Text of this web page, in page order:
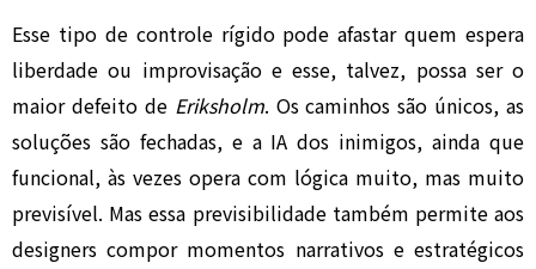
Esse tipo de controle rígido pode afastar quem espera
liberdade ou improvisação e esse, talvez, possa ser o
maior defeito de Eriksholm. Os caminhos são únicos, as
soluções são fechadas, e a IA dos inimigos, ainda que
funcional, às vezes opera com lógica muito, mas muito
previsível. Mas essa previsibilidade também permite aos
designers compor momentos narrativos e estratégicos